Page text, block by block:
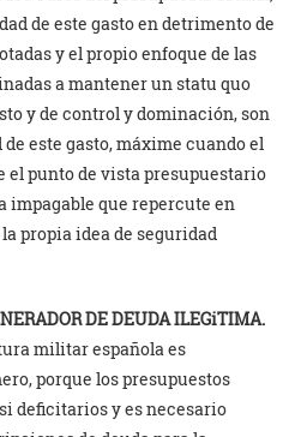
de este gasto en detrimento de
y el propio enfoque de las
a mantener un statu quo
y de control y dominación, son
este gasto, máxime cuando el
el punto de vista presupuestario
impagable que repercute en
propia idea de seguridad
DE DEUDA ILEGiTIMA.
militar española es
porque los presupuestos
deficitarios y es necesario